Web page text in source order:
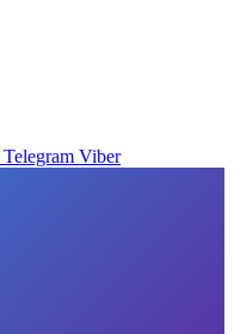
Telegram Viber